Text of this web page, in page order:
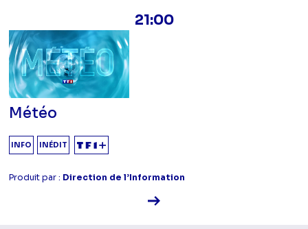
21:00
Météo
INFO INÉDIT
Produit par : Direction de l’Information
Voir la fiche diffusion